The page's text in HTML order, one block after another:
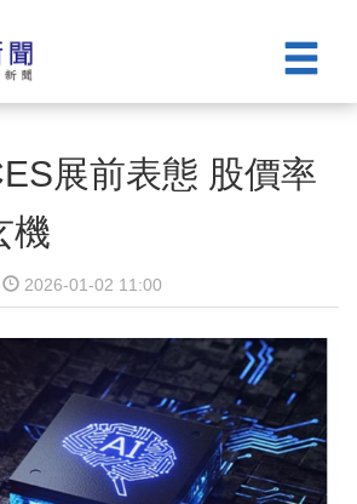
展前表態 股價率
機
2026-01-02 11:00